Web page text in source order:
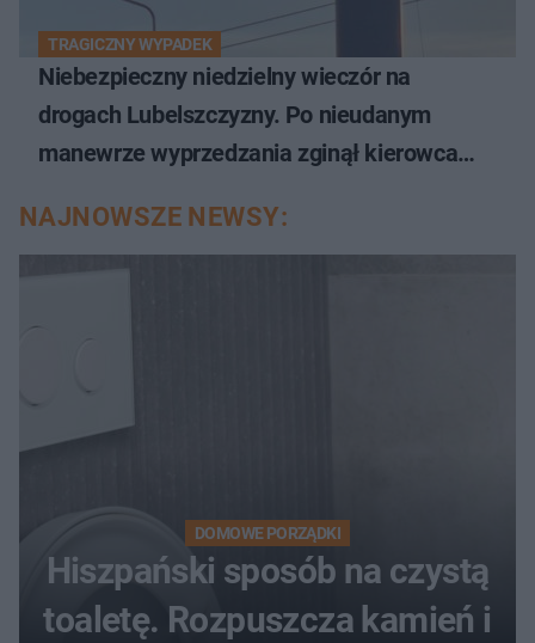
TRAGICZNY WYPADEK
Niebezpieczny niedzielny wieczór na
drogach Lubelszczyzny. Po nieudanym
manewrze wyprzedzania zginął kierowca
NAJNOWSZE NEWSY:
DOMOWE PORZĄDKI
Hiszpański sposób na czystą
toaletę. Rozpuszcza kamień i